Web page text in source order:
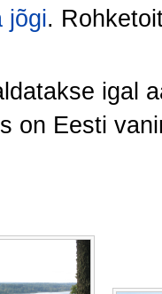
jõgi.
igal
on Eesti